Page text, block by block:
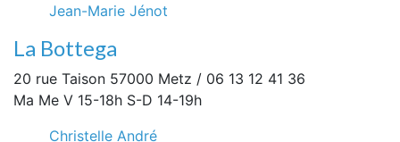
Jean-Marie Jénot
La Bottega
20 rue Taison 57000 Metz / 06 13 12 41 36
Ma Me V 15-18h S-D 14-19h
Christelle André